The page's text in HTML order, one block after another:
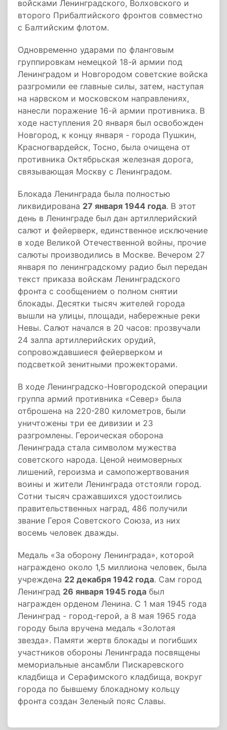
войсками Ленинградского, Волховского и
второго Прибалтийского фронтов совместно
с Балтийским флотом.
Одновременно ударами по фланговым
группировкам немецкой 18-й армии под
Ленинградом и Новгородом советские войска
разгромили ее главные силы, затем, наступая
на нарвском и московском направлениях,
нанесли поражение 16-й армии противника. В
ходе наступления 20 января был освобожден
Новгород, к концу января - города Пушкин,
Красногвардейск, Тосно, была очищена от
противника Октябрьская железная дорога,
связывающая Москву с Ленинградом.
Блокада Ленинграда была полностью
ликвидирована 27 января 1944 года. В этот
день в Ленинграде был дан артиллерийский
салют и фейерверк, единственное исключение
в ходе Великой Отечественной войны, прочие
салюты производились в Москве. Вечером 27
января по ленинградскому радио был передан
текст приказа войскам Ленинградского
фронта с сообщением о полном снятии
блокады. Десятки тысяч жителей города
вышли на улицы, площади, набережные реки
Невы. Салют начался в 20 часов: прозвучали
24 залпа артиллерийских орудий,
сопровождавшиеся фейерверком и
подсветкой зенитными прожекторами.
В ходе Ленинградско-Новгородской операции
группа армий противника «Север» была
отброшена на 220-280 километров, были
уничтожены три ее дивизии и 23
разгромлены. Героическая оборона
Ленинграда стала символом мужества
советского народа. Ценой неимоверных
лишений, героизма и самопожертвования
воины и жители Ленинграда отстояли город.
Сотни тысяч сражавшихся удостоились
правительственных наград, 486 получили
звание Героя Советского Союза, из них
восемь человек дважды.
Медаль «За оборону Ленинграда», которой
награждено около 1,5 миллиона человек, была
учреждена 22 декабря 1942 года. Сам город
Ленинград 26 января 1945 года был
награжден орденом Ленина. С 1 мая 1945 года
Ленинград - город-герой, а 8 мая 1965 года
городу была вручена медаль «Золотая
звезда». Памяти жертв блокады и погибших
участников обороны Ленинграда посвящены
мемориальные ансамбли Пискаревского
кладбища и Серафимского кладбища, вокруг
города по бывшему блокадному кольцу
фронта создан Зеленый пояс Славы.